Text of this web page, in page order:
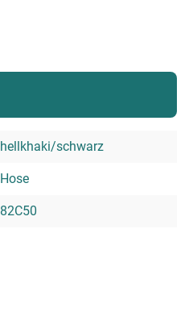
hellkhaki/schwarz
Hose
82C50